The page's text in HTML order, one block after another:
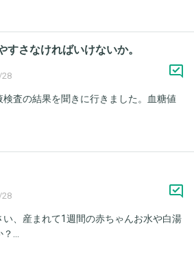
さなければいけないか。
査の結果を聞きに行きました。血糖値
い、産まれて1週間の赤ちゃんお水や白湯
...